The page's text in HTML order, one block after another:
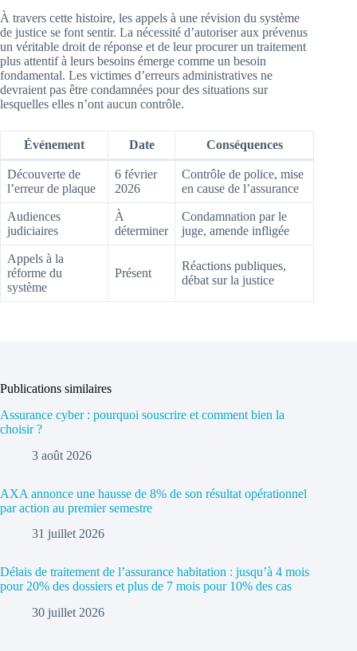
À travers cette histoire, les appels à une révision du système
de justice se font sentir. La nécessité d’autoriser aux prévenus
un véritable droit de réponse et de leur procurer un traitement
plus attentif à leurs besoins émerge comme un besoin
fondamental. Les victimes d’erreurs administratives ne
devraient pas être condamnées pour des situations sur
lesquelles elles n’ont aucun contrôle.
Événement Date Conséquences
Découverte de
l’erreur de plaque
6 février
2026
Contrôle de police, mise
en cause de l’assurance
Audiences
judiciaires
À
déterminer
Condamnation par le
juge, amende infligée
Appels à la
réforme du
système
Présent
Réactions publiques,
débat sur la justice
Publications similaires
Assurance cyber : pourquoi souscrire et comment bien la
choisir ?
3 août 2026
AXA annonce une hausse de 8% de son résultat opérationnel
par action au premier semestre
31 juillet 2026
Délais de traitement de l’assurance habitation : jusqu’à 4 mois
pour 20% des dossiers et plus de 7 mois pour 10% des cas
30 juillet 2026